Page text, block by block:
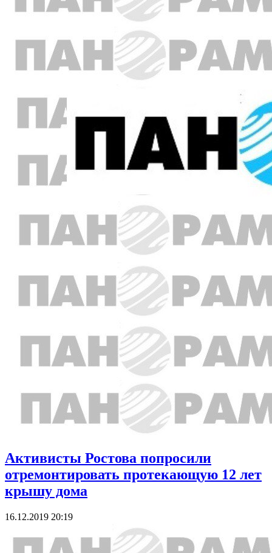
Активисты Ростова попросили
отремонтировать протекающую 12 лет
крышу дома
16.12.2019 20:19